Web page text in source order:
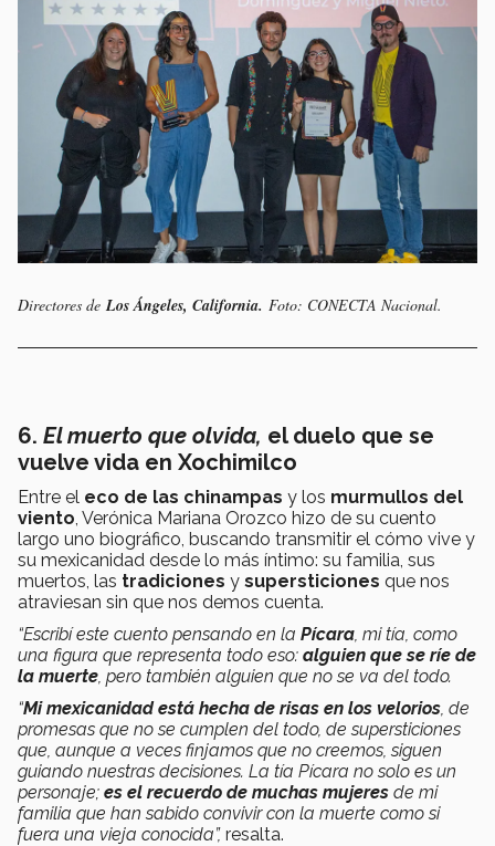
Directores de Los Ángeles, California. Foto: CONECTA Nacional.
6. El muerto que olvida, el duelo que se
vuelve vida en Xochimilco
Entre el eco de las chinampas y los murmullos del
viento , Verónica Mariana Orozco hizo de su cuento
largo uno biográfico, buscando transmitir el cómo vive y
su mexicanidad desde lo más íntimo: su familia, sus
muertos, las tradiciones y supersticiones que nos
atraviesan sin que nos demos cuenta.
“Escribí este cuento pensando en la Pícara , mi tía, como
una figura que representa todo eso: alguien que se ríe de
la muerte , pero también alguien que no se va del todo.
“Mi mexicanidad está hecha de risas en los velorios , de
promesas que no se cumplen del todo, de supersticiones
que, aunque a veces finjamos que no creemos, siguen
guiando nuestras decisiones. La tía Pícara no solo es un
personaje; es el recuerdo de muchas mujeres de mi
familia que han sabido convivir con la muerte como si
fuera una vieja conocida”, resalta.